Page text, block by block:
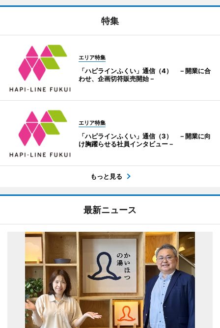
特集
エリア特集
「ハピラインふくい」通信（4） －開業に合
わせ、企画切符販売開始－
エリア特集
「ハピラインふくい」通信（3） －開業に向
け胸躍らせる社員インタビュー－
もっと見る
最新ニュース